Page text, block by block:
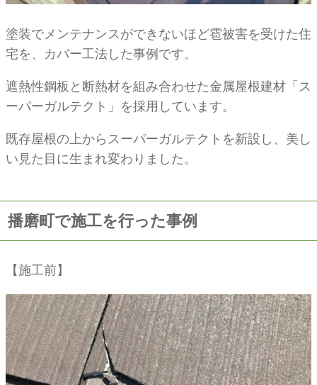
塗装でメンテナンスができないほど雹被害を受けた住
宅を、カバー工法した事例です。
遮熱性鋼板と断熱材を組み合わせた金属屋根建材「ス
ーパーガルテクト」を採用しています。
既存屋根の上からスーパーガルテクトを新設し、美し
い見た目に生まれ変わりました。
播磨町で施工を行った事例
【施工前】